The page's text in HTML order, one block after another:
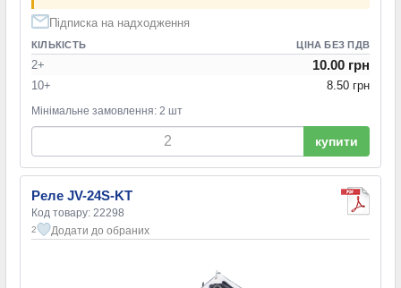
Підписка на надходження
КІЛЬКІСТЬ ЦІНА БЕЗ ПДВ
2+ 10.00 грн
10+ 8.50 грн
Мінімальне замовлення: 2 шт
купити
Реле JV-24S-KT
Код товару: 22298
2 Додати до обраних